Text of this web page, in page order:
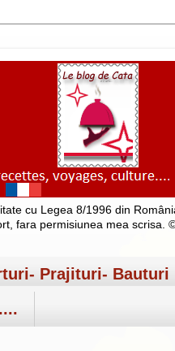
cu Legea 8/1996 din
fara permisiunea mea scrisa.
Prajituri- Bauturi